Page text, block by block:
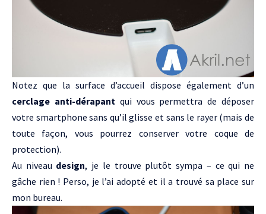
Notez que la surface d’accueil dispose également d’un
cerclage anti-dérapant qui vous permettra de déposer
votre smartphone sans qu’il glisse et sans le rayer (mais de
toute façon, vous pourrez conserver votre coque de
protection).
Au niveau design, je le trouve plutôt sympa – ce qui ne
gâche rien ! Perso, je l’ai adopté et il a trouvé sa place sur
mon bureau.